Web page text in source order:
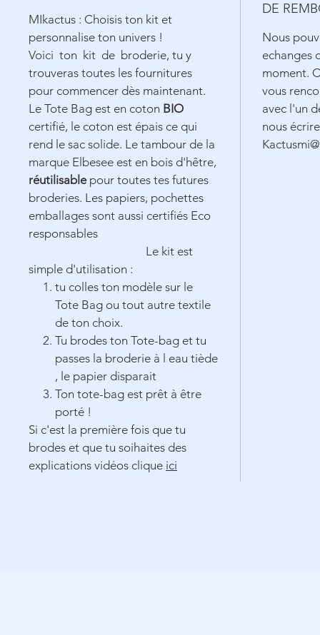
MIkactus : Choisis ton kit et
personnalise ton univers !
Voici ton kit de broderie, tu y
trouveras toutes les fournitures
pour commencer dès maintenant.
Le Tote Bag est en coton BIO
certifié, le coton est épais ce qui
rend le sac solide. Le tambour de la
marque Elbesee est en bois d'hêtre,
réutilisablepour toutes tes futures
broderies. Les papiers, pochettes
emballages sont aussi certifiés Eco
responsables
Le kit est
simple d'utilisation :
tu colles ton modèle sur le
Tote Bag ou tout autre textile
de ton choix.
Tu brodes ton Tote-bag et tu
passes la broderie à l eau tiède
, le papier disparait
Ton tote-bag est prêt à être
porté !
Si c'est la première fois que tu
brodes et que tu soihaites des
explications vidéos clique ici
DE
Nous
echanges
moment.
vous
avec l'un
nous